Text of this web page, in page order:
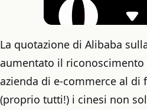
La quotazione di Alibaba
aumentato il
azienda di e-commerce al di
(proprio tutti!) i cinesi non